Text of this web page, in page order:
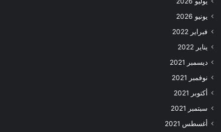
يونيو 2026
فبراير 2022
يناير 2022
ديسمبر 2021
نوفمبر 2021
أكتوبر 2021
سبتمبر 2021
أغسطس 2021